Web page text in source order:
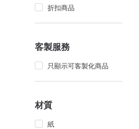
折扣商品
客製服務
只顯示可客製化商品
材質
紙